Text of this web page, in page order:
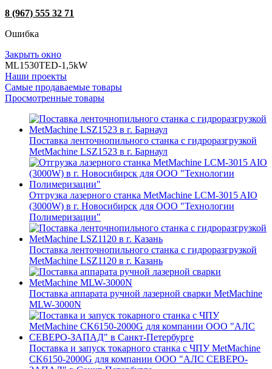
8 (967) 555 32 71
Ошибка
Закрыть окно
МL1530TED-1,5kW
Наши проекты
Самые продаваемые товары
Просмотренные товары
Поставка ленточнопильного станка c гидроразгрузкой
MetMachine LSZ1523 в г. Барнаул
Отгрузка лазерного станка MetMachine LCM-3015 AIO
(3000W) в г. Новосибирск для ООО "Технологии
Полимеризации"
Поставка ленточнопильного станка c гидроразгрузкой
MetMachine LSZ1120 в г. Казань
Поставка аппарата ручной лазерной сварки MetMachine
MLW-3000N
Поставка и запуск токарного станка с ЧПУ MetMachine
CK6150-2000G для компании ООО "АЛС СЕВЕРО-